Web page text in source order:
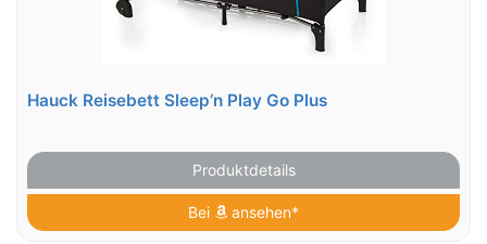
Hauck Reisebett Sleep’n Play Go Plus
Produktdetails
Bei ansehen*